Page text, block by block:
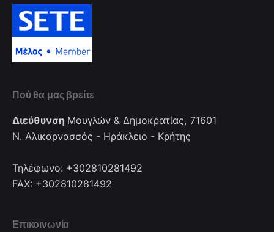
Πού θα μας βρείτε
Διεύθυνση Μουγλών & Δημοκρατίας, 71601
Ν. Αλικαρνασσός - Ηράκλειο - Κρήτης
Τηλέφωνο: +302810281492
FAX: +302810281492
Επικοινωνία